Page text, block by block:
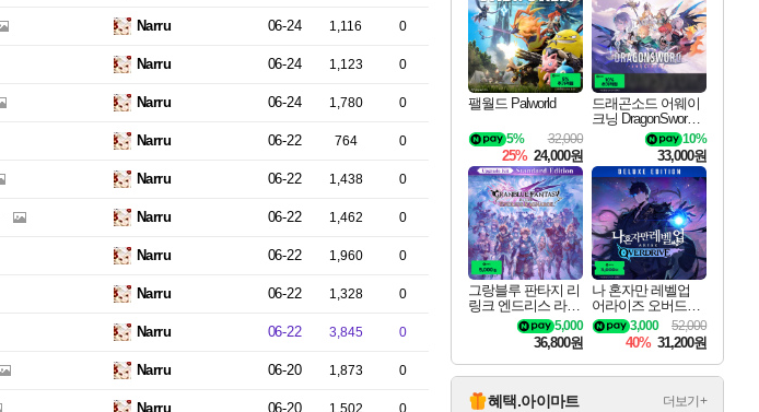
Narru 06-24 1,116 0
Narru 06-24 1,123 0
Narru 06-24 1,780 0
Narru 06-22 764 0
Narru 06-22 1,438 0
Narru 06-22 1,462 0
Narru 06-22 1,960 0
Narru 06-22 1,328 0
Narru 06-22 3,845 0
Narru 06-20 1,873 0
Narru 06-20 1,502 0
팰월드 Palworld
32,000
5%
25% 24,000원
드래곤소드 어웨이
크닝 DragonSword A
10%
33,000원
그랑블루 판타지 리
링크 엔드리스 라그
나로크 업그레이드
킷 Granblue Fantasy
Relink Endless Ragn
arok Upgrade Kit DL
C
5,000
36,800원
나 혼자만 레벨업
어라이즈 오버드라
이브 디럭스 에디션
Solo Leveling Arise
Overdrive Deluxe Edi
tion
52,000
3,000
40% 31,200원
혜택.아이마트 더보기+